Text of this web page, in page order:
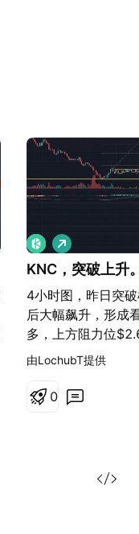
KNC，突破上升
4小时图，昨日突
后大幅飙升，形成
多，上方阻力位
上，回踩$2附近做
做
多
由LochubT提供
0